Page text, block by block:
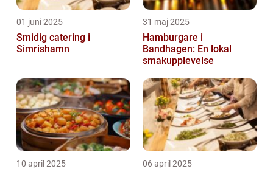
01 juni 2025
Smidig catering i
Simrishamn
31 maj 2025
Hamburgare i
Bandhagen: En lokal
smakupplevelse
10 april 2025 06 april 2025